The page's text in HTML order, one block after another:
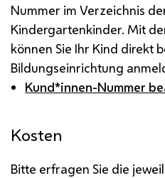
Nummer im Verzeichnis
Kindergartenkinder. Mit
können Sie Ihr Kind direkt
Bildungseinrichtung
Kund*innen-Nummer
Kosten
Bitte erfragen Sie die